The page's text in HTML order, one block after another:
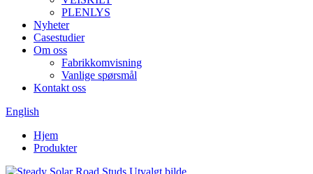
PLENLYS
Nyheter
Casestudier
Om oss
Fabrikkomvisning
Vanlige spørsmål
Kontakt oss
English
Hjem
Produkter